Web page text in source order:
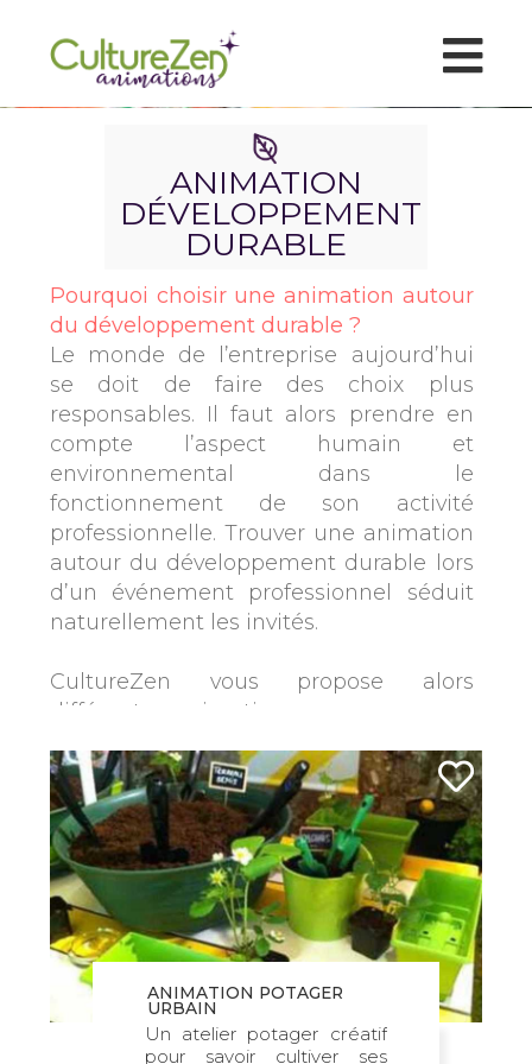
ANIMATION
DÉVELOPPEMENT
DURABLE
Pourquoi choisir une animation autour
du développement durable ?
Le monde de l’entreprise aujourd’hui
se doit de faire des choix plus
responsables. Il faut alors prendre en
compte l’aspect humain et
environnemental dans le
fonctionnement de son activité
professionnelle. Trouver une animation
autour du développement durable lors
d’un événement professionnel séduit
naturellement les invités.
CultureZen vous propose alors
différentes animations pour passer un
dans une ambiance green et naturelle.
Éveiller la créativité des équipes avec
une animation de développement
durable en entreprise
En tant que chef d’entreprise, vous
pouvez avoir envie de travailler
plusieurs thèmes lors de vos
animations professionnelles.
CultureZen trouve alors pour vous des
ANIMATION POTAGER
URBAIN
Un atelier potager créatif
pour savoir cultiver ses